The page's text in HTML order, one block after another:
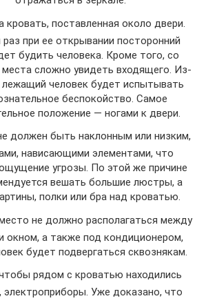
кровать, поставленная около двери.
при ее открывании посторонний
будить человека. Кроме того, со
места сложно увидеть входящего. Из-
лежащий человек будет испытывать
беспокойство. Самое
положение — ногами к двери.
должен быть наклонным или низким,
нависающими элементами, что
угрозы. По этой же причине
вешать большие люстры, а
полки или бра над кроватью.
не должно располагаться между
окном, а также под кондиционером,
будет подвергаться сквознякам.
рядом с кроватью находились
электроприборы. Уже доказано, что